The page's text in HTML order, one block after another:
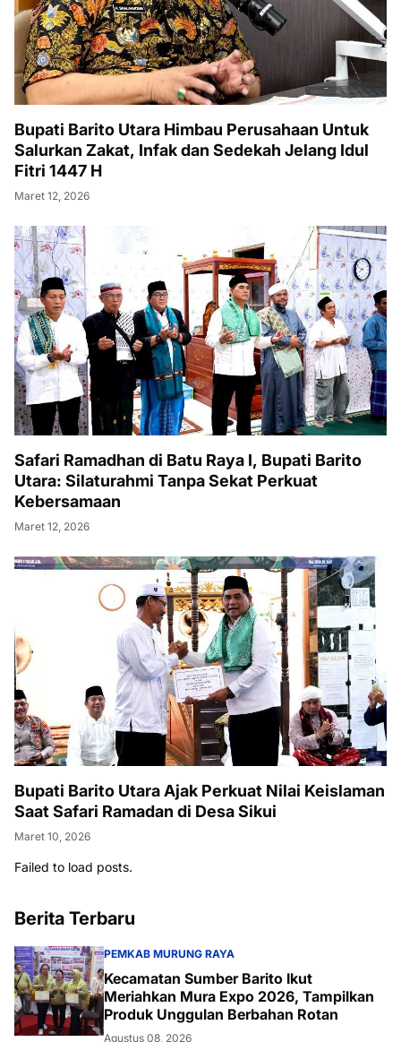
Bupati Barito Utara Himbau Perusahaan Untuk
Salurkan Zakat, Infak dan Sedekah Jelang Idul
Fitri 1447 H
Maret 12, 2026
Safari Ramadhan di Batu Raya I, Bupati Barito
Utara: Silaturahmi Tanpa Sekat Perkuat
Kebersamaan
Maret 12, 2026
Bupati Barito Utara Ajak Perkuat Nilai Keislaman
Saat Safari Ramadan di Desa Sikui
Maret 10, 2026
Failed to load posts.
Berita Terbaru
PEMKAB MURUNG RAYA
Kecamatan Sumber Barito Ikut
Meriahkan Mura Expo 2026, Tampilkan
Produk Unggulan Berbahan Rotan
Agustus 08, 2026